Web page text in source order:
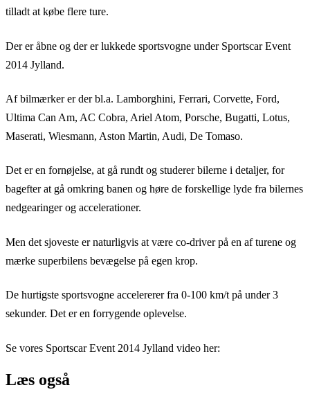
tilladt at købe flere ture.
Der er åbne og der er lukkede sportsvogne under Sportscar Event
2014 Jylland.
Af bilmærker er der bl.a. Lamborghini, Ferrari, Corvette, Ford,
Ultima Can Am, AC Cobra, Ariel Atom, Porsche, Bugatti, Lotus,
Maserati, Wiesmann, Aston Martin, Audi, De Tomaso.
Det er en fornøjelse, at gå rundt og studerer bilerne i detaljer, for
bagefter at gå omkring banen og høre de forskellige lyde fra bilernes
nedgearinger og accelerationer.
Men det sjoveste er naturligvis at være co-driver på en af turene og
mærke superbilens bevægelse på egen krop.
De hurtigste sportsvogne accelererer fra 0-100 km/t på under 3
sekunder. Det er en forrygende oplevelse.
Se vores Sportscar Event 2014 Jylland video her:
Læs også